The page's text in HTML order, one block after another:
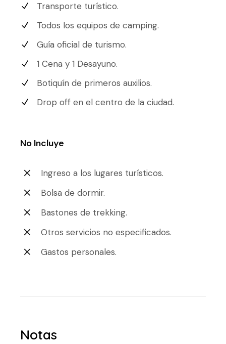
Transporte turístico.
Todos los equipos de camping.
Guía oficial de turismo.
1 Cena y 1 Desayuno.
Botiquín de primeros auxilios.
Drop off en el centro de la ciudad.
No Incluye
Ingreso a los lugares turísticos.
Bolsa de dormir.
Bastones de trekking.
Otros servicios no especificados.
Gastos personales.
Notas